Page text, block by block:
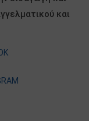
και